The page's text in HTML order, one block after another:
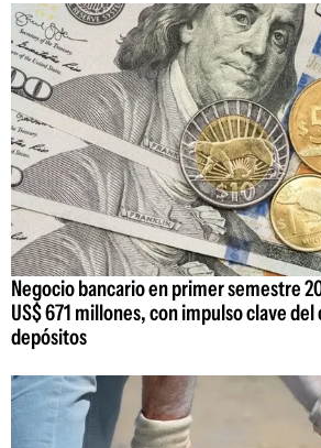
Negocio bancario en primer semestre
US$ 671 millones, con impulso clave
depósitos